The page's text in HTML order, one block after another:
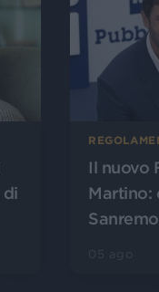
di
Il nuovo
Martino: